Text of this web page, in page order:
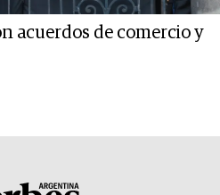
acuerdos de comercio y